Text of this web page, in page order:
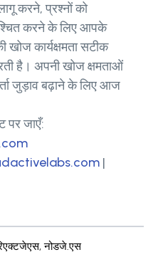
करने, प्रश्नों को
करने के लिए आपके
कार्यक्षमता सटीक
है। अपनी खोज क्षमताओं
जुड़ाव बढ़ाने के लिए आज
पर जाएँ:
|
,नोडजे.एस